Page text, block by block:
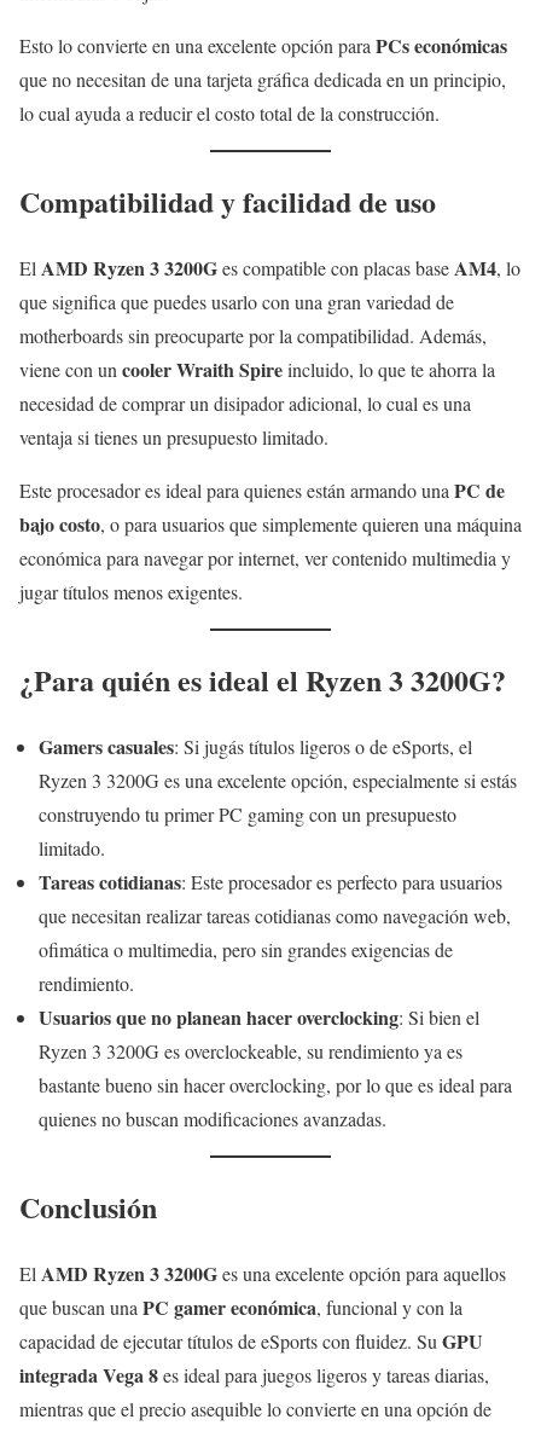
Esto lo convierte en una excelente opción paraPCs económicas
que no necesitan de una tarjeta gráfica dedicada en un principio,
lo cual ayuda a reducir el costo total de la construcción.
Compatibilidad y facilidad de uso
ElAMD Ryzen 3 3200Ges compatible con placas baseAM4, lo
que significa que puedes usarlo con una gran variedad de
motherboards sin preocuparte por la compatibilidad. Además,
viene con uncooler Wraith Spireincluido, lo que te ahorra la
necesidad de comprar un disipador adicional, lo cual es una
ventaja si tienes un presupuesto limitado.
Este procesador es ideal para quienes están armando unaPC de
bajo costo, o para usuarios que simplemente quieren una máquina
económica para navegar por internet, ver contenido multimedia y
jugar títulos menos exigentes.
¿Para quién es ideal el Ryzen 3 3200G?
Gamers casuales: Si jugás títulos ligeros o de eSports, el
Ryzen 3 3200G es una excelente opción, especialmente si estás
construyendo tu primer PC gaming con un presupuesto
limitado.
Tareas cotidianas: Este procesador es perfecto para usuarios
que necesitan realizar tareas cotidianas como navegación web,
ofimática o multimedia, pero sin grandes exigencias de
rendimiento.
Usuarios que no planean hacer overclocking: Si bien el
Ryzen 3 3200G es overclockeable, su rendimiento ya es
bastante bueno sin hacer overclocking, por lo que es ideal para
quienes no buscan modificaciones avanzadas.
Conclusión
El AMD Ryzen 3 3200Ges una excelente opción para aquellos
que buscan una PC gamer económica, funcional y con la
capacidad de ejecutar títulos de eSports con fluidez. Su GPU
integrada Vega 8es ideal para juegos ligeros y tareas diarias,
mientras que el precio asequible lo convierte en una opción de